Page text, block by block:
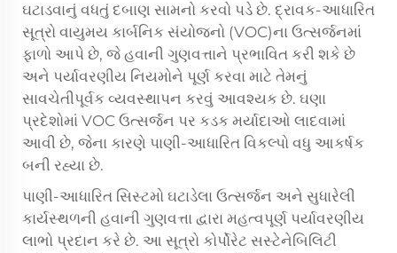
ઘટાડવાનું વધતું દબાણ સામનો કરવો પડે છે. દ્રાવક-આધારિત
સૂત્રો વાયુમય કાર્બનિક સંયોજનો (VOC)ના ઉત્સર્જનમાં
ફાળો આપે છે, જે હવાની ગુણવત્તાને પ્રભાવિત કરી શકે છે
અને પર્યાવરણીય નિયમોને પૂર્ણ કરવા માટે તેમનું
સાવચેતીપૂર્વક વ્યવસ્થાપન કરવું આવશ્યક છે. ઘણા
પ્રદેશોમાં VOC ઉત્સર્જન પર કડક મર્યાદાઓ લાદવામાં
આવી છે, જેના કારણે પાણી-આધારિત વિકલ્પો વધુ આકર્ષક
બની રહ્યા છે.
પાણી-આધારિત સિસ્ટમો ઘટાડેલા ઉત્સર્જન અને સુધારેલી
કાર્યસ્થળની હવાની ગુણવત્તા દ્વારા મહત્વપૂર્ણ પર્યાવરણીય
લાભો પ્રદાન કરે છે. આ સૂત્રો કોર્પોરેટ સસ્ટેનેબિલિટી